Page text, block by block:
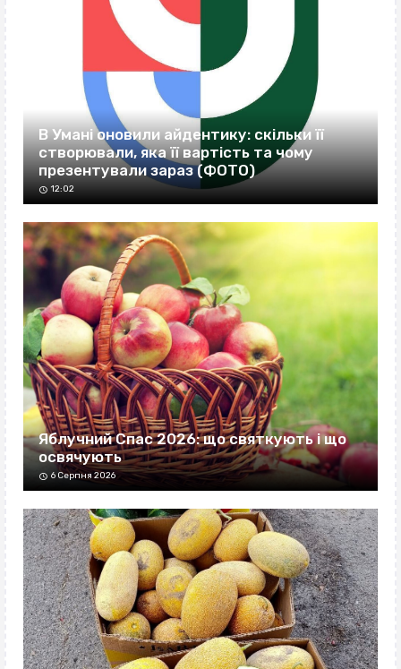
В Умані оновили айдентику: скільки її
створювали, яка її вартість та чому
презентували зараз (ФОТО)
12:02
Яблучний Спас 2026: що святкують і що
освячують
6 Серпня 2026